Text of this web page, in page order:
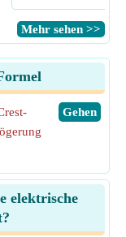
​Mehr sehen >>
​Gehen
elektrische